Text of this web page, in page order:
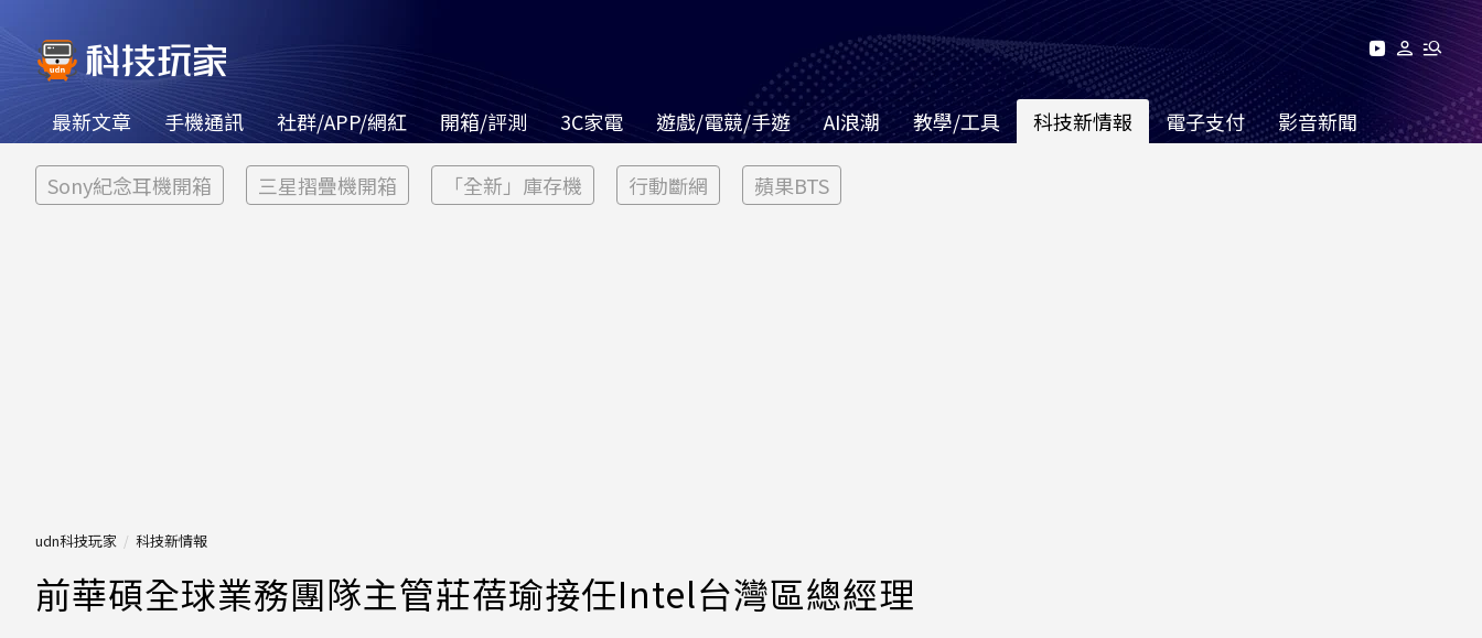
最新文章 手機通訊 社群/APP/網紅 開箱/評測 3C家電 遊戲/電競/手遊 AI浪潮 教學/工具 科技新情報 電子支付 影音新聞
Sony紀念耳機開箱 三星摺疊機開箱 「全新」庫存機 行動斷網 蘋果BTS
udn科技玩家 科技新情報
前華碩全球業務團隊主管莊蓓瑜接任Intel台灣區總經理